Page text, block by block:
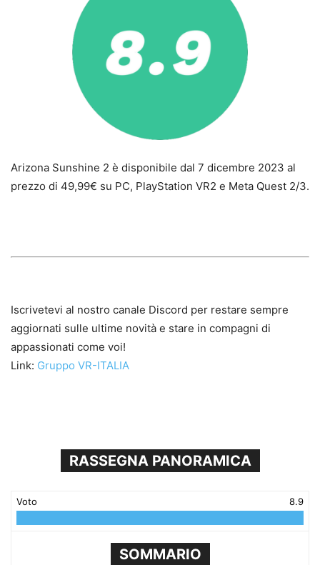
Arizona Sunshine 2 è disponibile dal 7 dicembre 2023 al
prezzo di 49,99€ su PC, PlayStation VR2 e Meta Quest 2/3.
Iscrivetevi al nostro canale Discord per restare sempre
aggiornati sulle ultime novità e stare in compagni di
appassionati come voi!
Link: Gruppo VR-ITALIA
RASSEGNA PANORAMICA
Voto 8.9
SOMMARIO